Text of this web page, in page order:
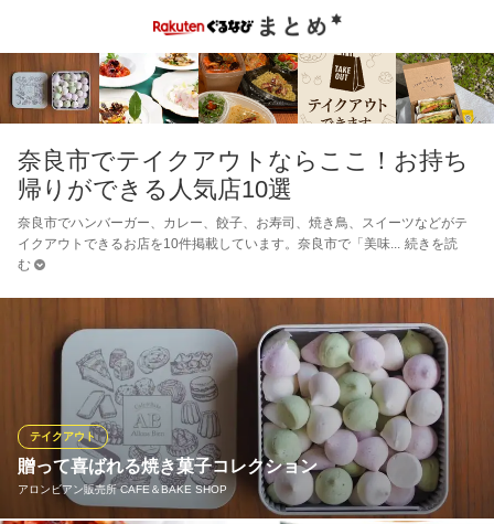
奈良市でテイクアウトならここ！お持ち
帰りができる人気店10選
奈良市でハンバーガー、カレー、餃子、お寿司、焼き鳥、スイーツなどがテ
イクアウトできるお店を10件掲載しています。奈良市で「美味
続きを読
む
贈って喜ばれる焼き菓子コレクション
アロンビアン販売所 CAFE＆BAKE SHOP
テイクアウト